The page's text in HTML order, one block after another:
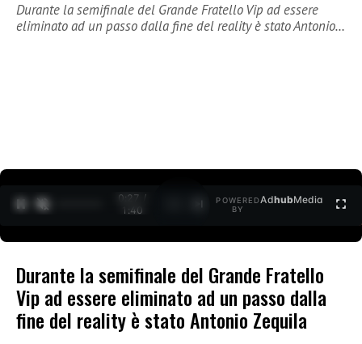
Durante la semifinale del Grande Fratello Vip ad essere
eliminato ad un passo dalla fine del reality è stato Antonio…
0:27 /
1:40
POWERED
BY
AdhubMedia
Durante la semifinale del Grande Fratello
Vip ad essere eliminato ad un passo dalla
fine del reality è stato Antonio Zequila